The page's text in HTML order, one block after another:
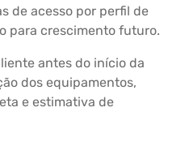
de acesso por perfil de
para crescimento futuro.
antes do início da
dos equipamentos,
e estimativa de